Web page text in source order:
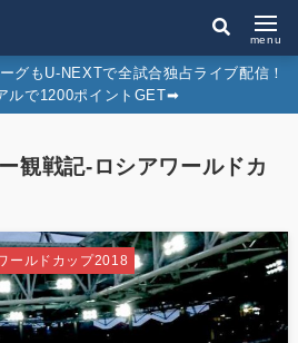
menu
グもU-NEXTで全試合独占ライブ配信！
ルで1200ポイントGET➡︎
観戦記-ロシアワールドカ
ールドカップ2018